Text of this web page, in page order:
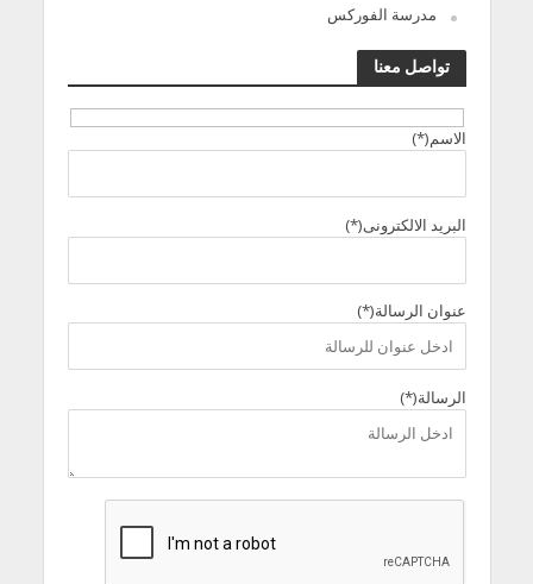
مدرسة الفوركس
تواصل معنا
الاسم(*)
البريد الالكترونى(*)
عنوان الرسالة(*)
الرسالة(*)